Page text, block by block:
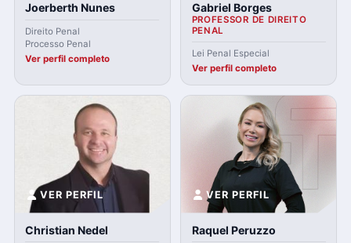
Joerberth Nunes
Direito Penal
Processo Penal
Ver perfil completo
Gabriel Borges
PROFESSOR DE DIREITO
PENAL
Lei Penal Especial
Ver perfil completo
VER PERFIL
Christian Nedel
VER PERFIL
Raquel Peruzzo